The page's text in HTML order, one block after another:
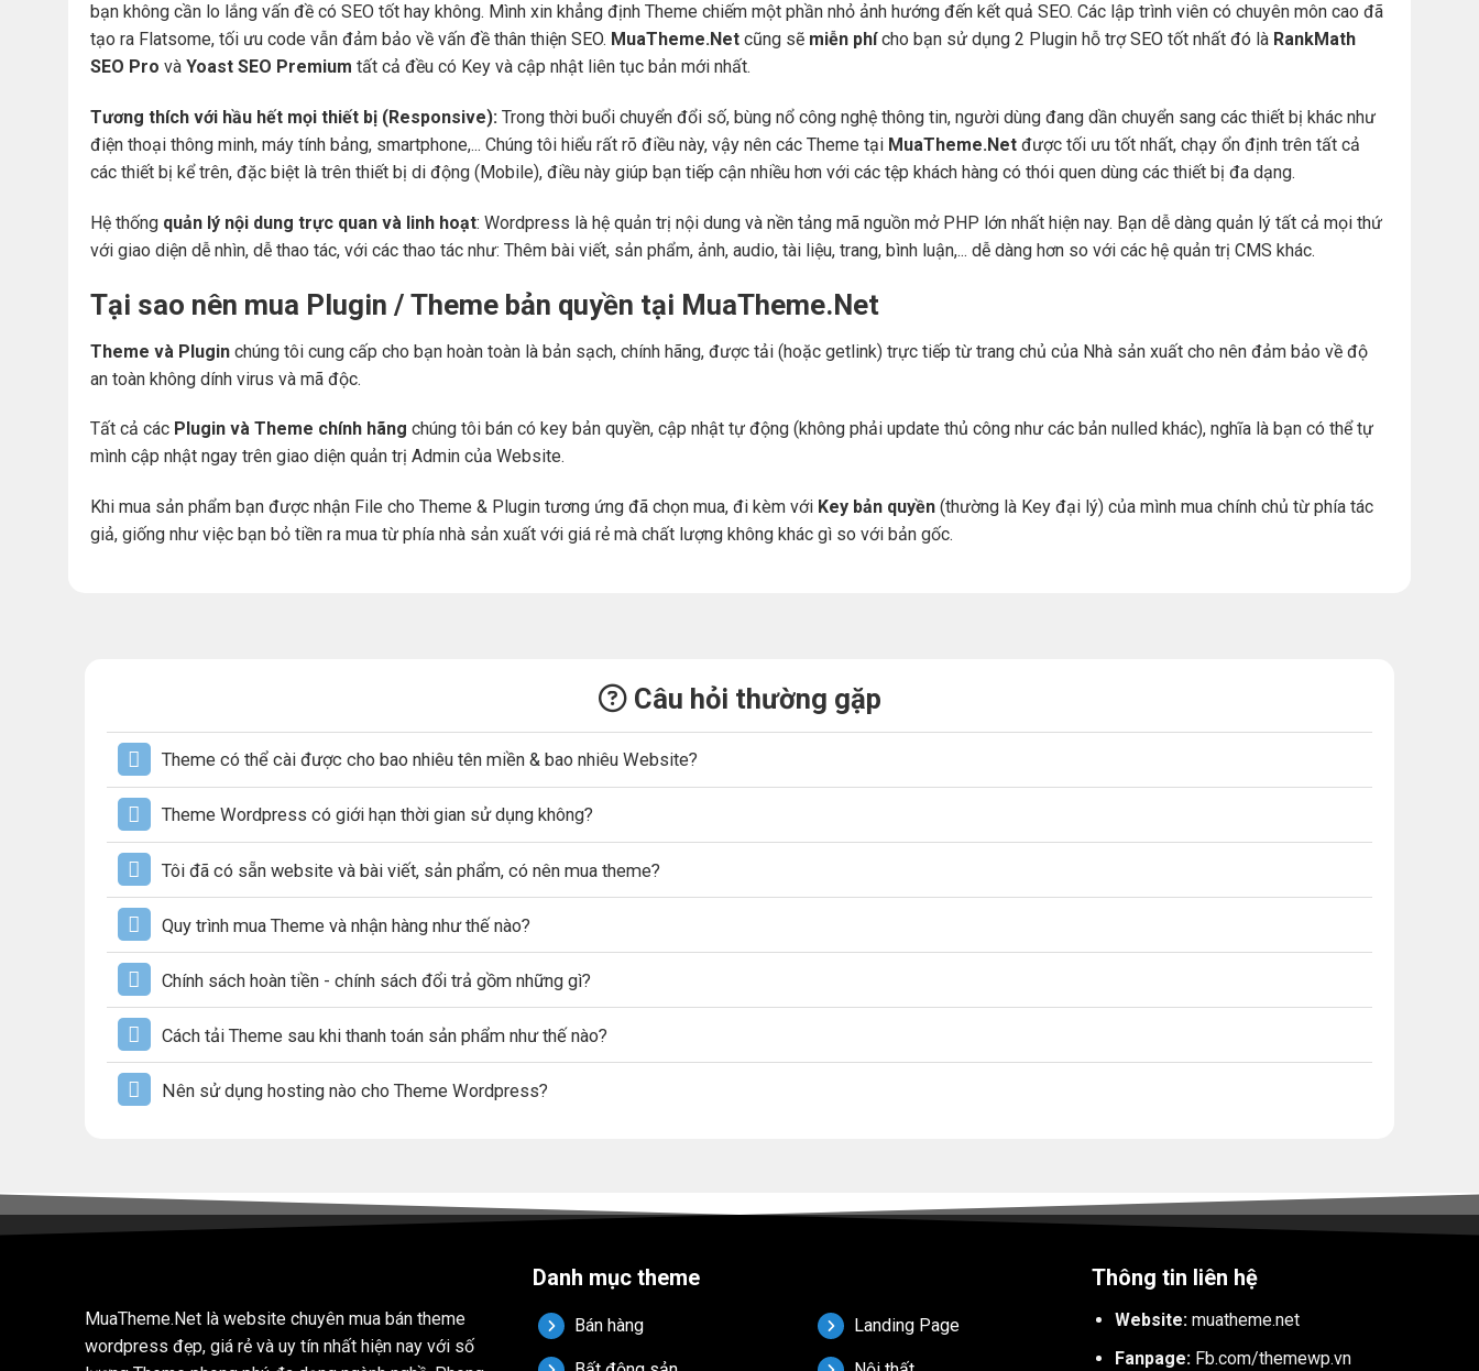
bạn không cần lo lắng vấn đề có SEO tốt hay không. Mình xin khẳng định Theme chiếm một phần nhỏ ảnh hướng đến kết quả SEO. Các lập trình viên có chuyên môn cao đã
tạo ra Flatsome, tối ưu code vẫn đảm bảo về vấn đề thân thiện SEO. MuaTheme.Net cũng sẽ miễn phícho bạn sử dụng 2 Plugin hỗ trợ SEO tốt nhất đó là RankMath
SEO Pro và Yoast SEO Premium tất cả đều có Key và cập nhật liên tục bản mới nhất.
Tương thích với hầu hết mọi thiết bị (Responsive): Trong thời buổi chuyển đổi số, bùng nổ công nghệ thông tin, người dùng đang dần chuyển sang các thiết bị khác như
điện thoại thông minh, máy tính bảng, smartphone,... Chúng tôi hiểu rất rõ điều này, vậy nên các Theme tại MuaTheme.Net được tối ưu tốt nhất, chạy ổn định trên tất cả
các thiết bị kể trên, đặc biệt là trên thiết bị di động (Mobile), điều này giúp bạn tiếp cận nhiều hơn với các tệp khách hàng có thói quen dùng các thiết bị đa dạng.
Hệ thống quản lý nội dung trực quan và linh hoạt: Wordpress là hệ quản trị nội dung và nền tảng mã nguồn mở PHP lớn nhất hiện nay. Bạn dễ dàng quản lý tất cả mọi thứ
với giao diện dễ nhìn, dễ thao tác, với các thao tác như: Thêm bài viết, sản phẩm, ảnh, audio, tài liệu, trang, bình luận,... dễ dàng hơn so với các hệ quản trị CMS khác.
Tại sao nên mua Plugin / Theme bản quyền tại MuaTheme.Net
Theme và Plugin chúng tôi cung cấp cho bạn hoàn toàn là bản sạch, chính hãng, được tải (hoặc getlink) trực tiếp từ trang chủ của Nhà sản xuất cho nên đảm bảo về độ
an toàn không dính virus và mã độc.
Tất cả các Plugin và Theme chính hãng chúng tôi bán có key bản quyền, cập nhật tự động (không phải update thủ công như các bản nulled khác), nghĩa là bạn có thể tự
mình cập nhật ngay trên giao diện quản trị Admin của Website.
Khi mua sản phẩm bạn được nhận File cho Theme & Plugin tương ứng đã chọn mua, đi kèm với Key bản quyền (thường là Key đại lý) của mình mua chính chủ từ phía tác
giả, giống như việc bạn bỏ tiền ra mua từ phía nhà sản xuất với giá rẻ mà chất lượng không khác gì so với bản gốc.
Câu hỏi thường gặp
Theme có thể cài được cho bao nhiêu tên miền & bao nhiêu Website?
Theme Wordpress có giới hạn thời gian sử dụng không?
Tôi đã có sẵn website và bài viết, sản phẩm, có nên mua theme?
Quy trình mua Theme và nhận hàng như thế nào?
Chính sách hoàn tiền - chính sách đổi trả gồm những gì?
Cách tải Theme sau khi thanh toán sản phẩm như thế nào?
Nên sử dụng hosting nào cho Theme Wordpress?
MuaTheme.Net là website chuyên mua bán theme
wordpress đẹp, giá rẻ và uy tín nhất hiện nay với số
Danh mục theme
Bán hàng Landing Page
Thông tin liên hệ
Website: muatheme.net
Fanpage: Fb.com/themewp.vn